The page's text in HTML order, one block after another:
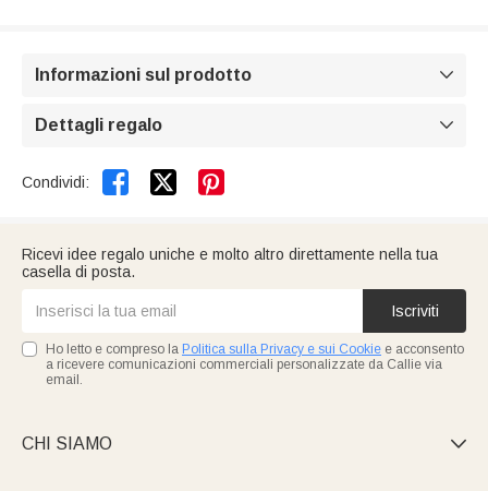
Informazioni sul prodotto 
Dettagli regalo 
Condividi:  
Ricevi idee regalo uniche e molto altro direttamente nella tua
casella di posta.
Iscriviti
Ho letto e compreso la Politica sulla Privacy e sui Cookie e acconsento
a ricevere comunicazioni commerciali personalizzate da Callie via
email.
CHI SIAMO 